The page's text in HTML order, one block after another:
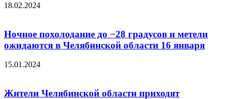
18.02.2024
Ночное похолодание до −28 градусов и метели
ожидаются в Челябинской области 16 января
15.01.2024
Жители Челябинской области приходят